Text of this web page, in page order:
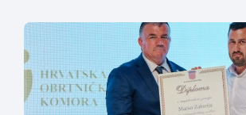
otvoren u petak, 23. listopada 2026. u
poslijepodnevnim, uz uvodno predavanje i
domaćina. Tijekom subote, 24. listopada,
predavanja, interaktivne radionice te
aktualne teme. […]